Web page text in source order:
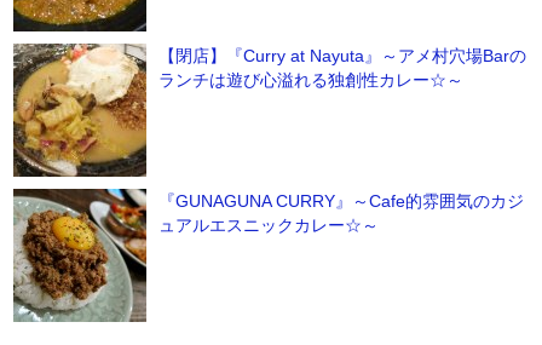
【閉店】『Curry at Nayuta』～アメ村穴場Barの
ランチは遊び心溢れる独創性カレー☆～
『GUNAGUNA CURRY』～Cafe的雰囲気のカジ
ュアルエスニックカレー☆～